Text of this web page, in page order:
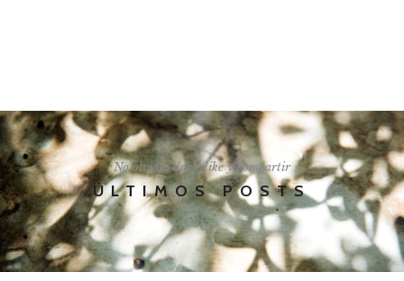
No olvides darle like y compartir
ÚLTIMOS POSTS